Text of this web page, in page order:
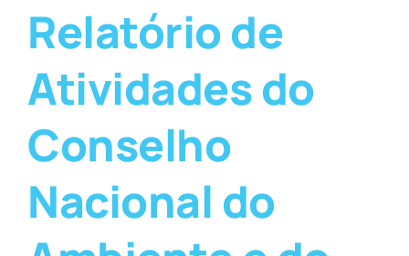
Relatório de
Atividades do
Conselho
Nacional do